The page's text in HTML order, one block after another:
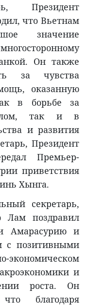
Президент
что Вьетнам
значение
Он также
за чувства
оказанную
в борьбе за
так и в
и развития
Президент
Премьер-
приветствия
Хынга.
секретарь,
Лам поздравил
Амарасурию и
с позитивными
экономическом
и
роста. Он
благодаря